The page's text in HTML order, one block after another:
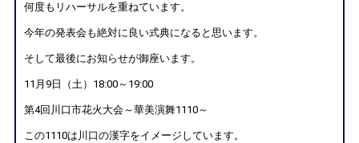
何度もリハーサルを重ねています。
今年の発表会も絶対に良い式典になると思います。
そして最後にお知らせが御座います。
11月9日（土）18:00～19:00
第4回川口市花火大会～華美演舞1110～
この1110は川口の漢字をイメージしています。